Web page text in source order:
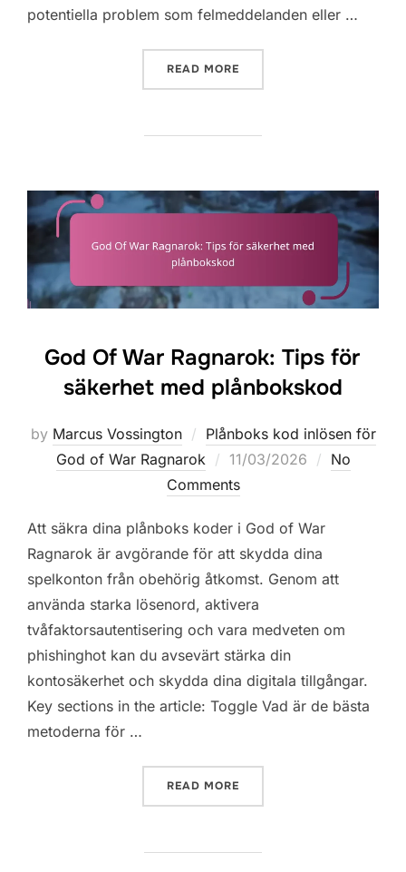
potentiella problem som felmeddelanden eller …
READ MORE
God Of War Ragnarok: Tips för
säkerhet med plånbokskod
by Marcus Vossington
Plånboks kod inlösen för
God of War Ragnarok
Posted
on
11/03/2026
No
Comments
Att säkra dina plånboks koder i God of War
Ragnarok är avgörande för att skydda dina
spelkonton från obehörig åtkomst. Genom att
använda starka lösenord, aktivera
tvåfaktorsautentisering och vara medveten om
phishinghot kan du avsevärt stärka din
kontosäkerhet och skydda dina digitala tillgångar.
Key sections in the article: Toggle Vad är de bästa
metoderna för …
READ MORE